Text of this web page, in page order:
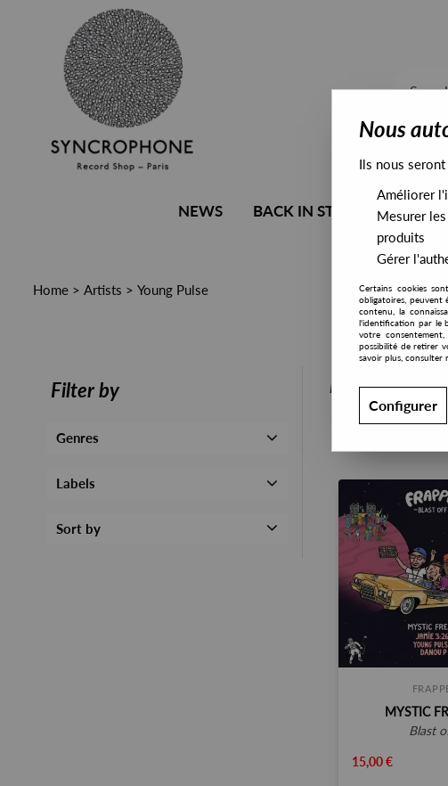
NEWS BACK IN STOCK ALL
Home > Artists > Young Pulse
Filter by
Genres
Labels
Sort by
PRESALES
MYSTIC
blast
15,00 €
Nous
Ils nous
Améliorer
Mesurer
produits
Gérer
Certains cookies
obligatoires, peuvent
contenu, la
l'identification par le
votre consentement,
possibilité de retirer
savoir plus, consulter
Configurer